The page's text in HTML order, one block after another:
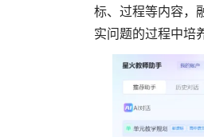
标、过程等内容，
实问题的过程中培